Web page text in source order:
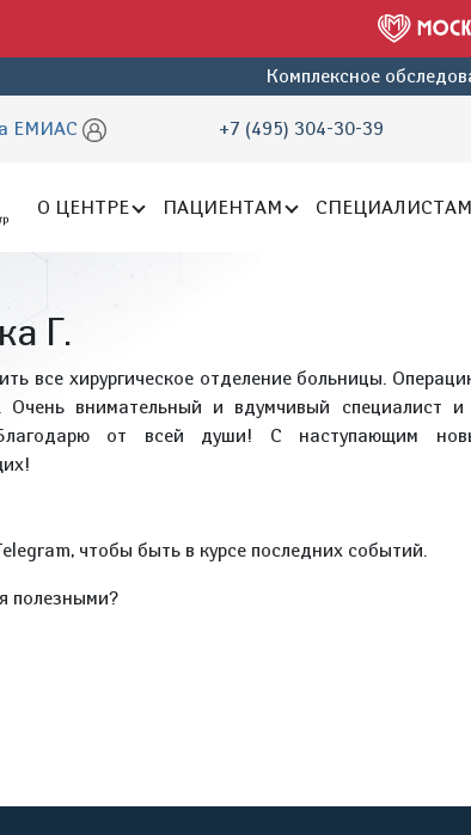
Комплексное
ЕМИАС +7 (495) 304-30-39
О ЦЕНТРЕ ПАЦИЕНТАМ СПЕЦИАЛИСТАМ
Г.
все хирургическое отделение больницы.
Очень внимательный и вдумчивый специалист
Благодарю от всей души! С наступающим
чтобы быть в курсе последних событий.
полезными?